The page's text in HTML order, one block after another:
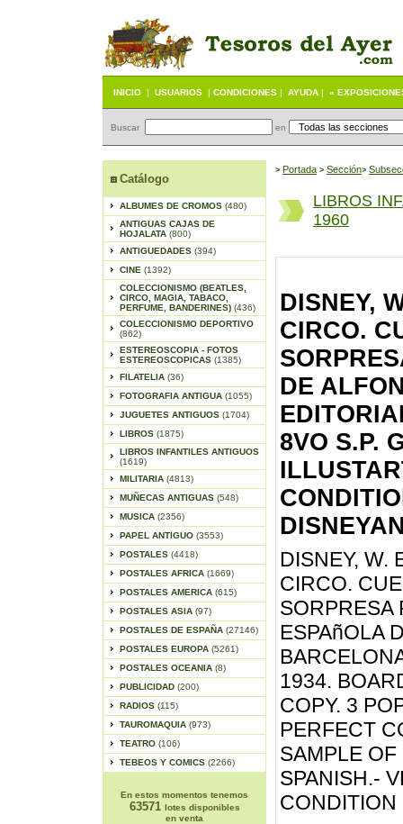
INICIO | USUARIOS | CONDICIONES | AYUDA | «
Buscar en
Catálogo
ALBUMES DE CROMOS (480)
ANTIGUAS CAJAS DE
HOJALATA (800)
ANTIGUEDADES (394)
CINE (1392)
COLECCIONISMO (BEATLES,
CIRCO, MAGIA, TABACO,
PERFUME, BANDERINES) (436)
COLECCIONISMO DEPORTIVO
(862)
ESTEREOSCOPIA - FOTOS
ESTEREOSCOPICAS (1385)
FILATELIA (36)
FOTOGRAFIA ANTIGUA (1055)
JUGUETES ANTIGUOS (1704)
LIBROS (1875)
LIBROS INFANTILES ANTIGUOS
(1619)
MILITARIA (4813)
MUÑECAS ANTIGUAS (548)
MUSICA (2356)
PAPEL ANTIGUO (3553)
POSTALES (4418)
POSTALES AFRICA (1669)
POSTALES AMERICA (615)
POSTALES ASIA (97)
POSTALES DE ESPAÑA (27146)
POSTALES EUROPA (5261)
POSTALES OCEANIA (8)
PUBLICIDAD (200)
RADIOS (115)
TAUROMAQUIA (973)
TEATRO (106)
TEBEOS Y COMICS (2266)
En estos momentos tenemos
63571 lotes disponibles
en venta
> Portada > Sección>
LIBROS
1960
DISNEY,
CIRCO.
DE
8VO S.P.
DISNEY, W.
CIRCO.
SORPRESA
ESPAñOLA
1934.
COPY. 3
PERFECT
SAMPLE OF
SPANISH.-
CONDITION